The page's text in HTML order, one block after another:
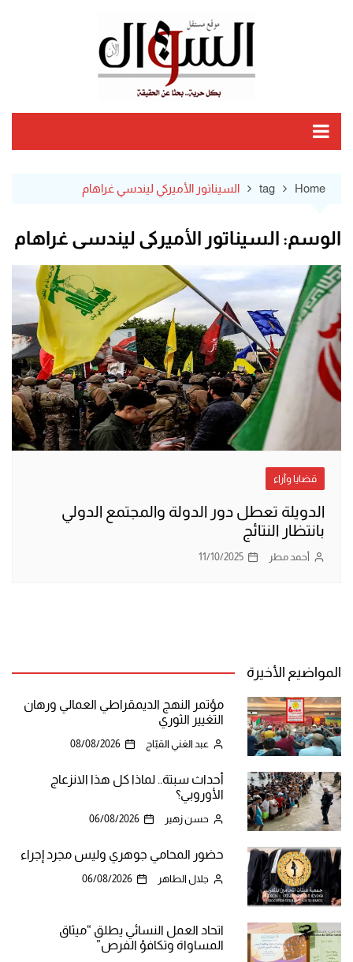
Home
tag السيناتور الأميركي ليندسي غراهام
الوسم: السيناتور الأميركي ليندسي غراهام
قضايا وآراء
الدويلة تعطل دور الدولة والمجتمع الدولي
بانتظار النتائج
أحمد مطر 11/10/2025
المواضيع الأخيرة
مؤتمر النهج الديمقراطي العمالي ورهان
التغيير الثوري
عبد الغني القبّاج 08/08/2026
أحداث سبتة.. لماذا كل هذا الانزعاج
الأوروبي؟
حسن زهير 06/08/2026
حضور المحامي جوهري وليس مجرد إجراء
جلال الطاهر 06/08/2026
اتحاد العمل النسائي يطلق “ميثاق
المساواة وتكافؤ الفرص”